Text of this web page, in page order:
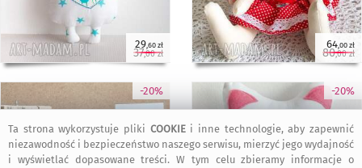
29,60 zł
37,00 zł
64,00 zł
80,00 zł
-20% -20%
Ta strona wykorzystuje pliki COOKIEi inne technologie, aby zapewnić
niezawodność i bezpieczeństwo naszego serwisu, mierzyć jego wydajność
i wyświetlać dopasowane treści. W tym celu zbieramy informacje o